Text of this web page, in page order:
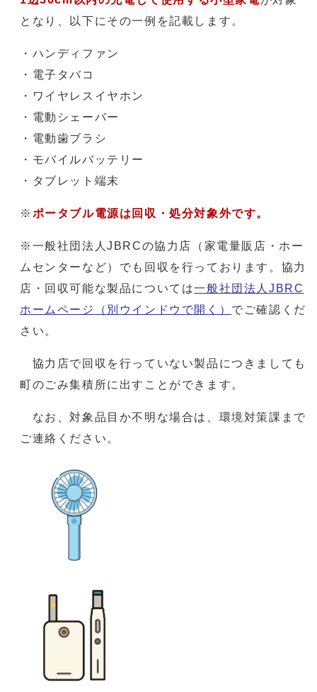
となり、以下にその一例を記載します。
・ハンディファン
・電子タバコ
・ワイヤレスイヤホン
・電動シェーバー
・電動歯ブラシ
・モバイルバッテリー
・タブレット端末
※ ポータブル電源は回収・処分対象外です。
※一般社団法人JBRCの協力店（家電量販店・ホー
ムセンターなど）でも回収を行っております。協力
店・回収可能な製品については一般社団法人JBRC
ホームページ
（別ウインドウで開く） でご確認くだ
さい。
協力店で回収を行っていない製品につきましても
町のごみ集積所に出すことができます。
なお、対象品目か不明な場合は、環境対策課まで
ご連絡ください。